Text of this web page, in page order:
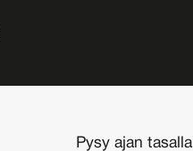
Pysy ajan tasalla